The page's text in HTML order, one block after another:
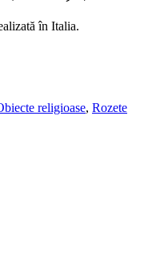
în Italia.
religioase, Rozete